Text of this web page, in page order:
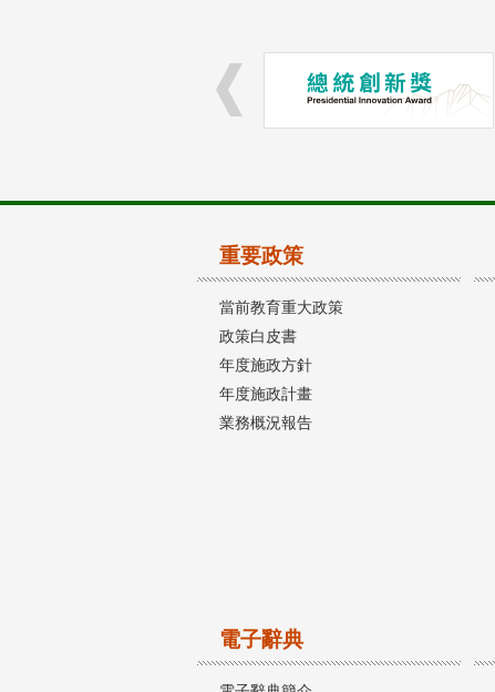
重要政策
當前教育重大政策
政策白皮書
年度施政方針
年度施政計畫
業務概況報告
電子辭典